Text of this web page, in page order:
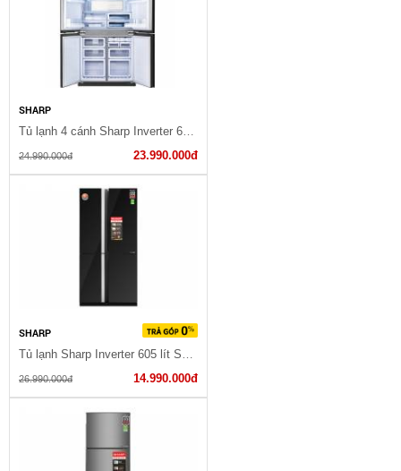
SHARP
24.990.000đ 23.990.000đ
SHARP
26.990.000đ 14.990.000đ